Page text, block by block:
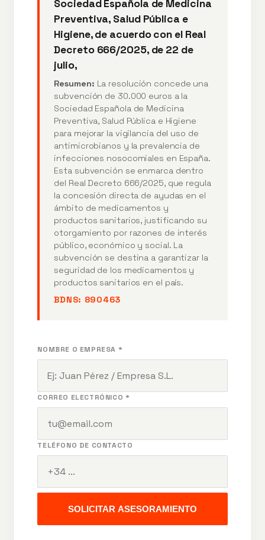
Sociedad Española de Medicina
Preventiva, Salud Pública e
Higiene, de acuerdo con el Real
Decreto 666/2025, de 22 de
julio,
Resumen: La resolución concede una
subvención de 30.000 euros a la
Sociedad Española de Medicina
Preventiva, Salud Pública e Higiene
para mejorar la vigilancia del uso de
antimicrobianos y la prevalencia de
infecciones nosocomiales en España.
Esta subvención se enmarca dentro
del Real Decreto 666/2025, que regula
la concesión directa de ayudas en el
ámbito de medicamentos y
productos sanitarios, justificando su
otorgamiento por razones de interés
público, económico y social. La
subvención se destina a garantizar la
seguridad de los medicamentos y
productos sanitarios en el país.
BDNS: 890463
NOMBRE O EMPRESA *
CORREO ELECTRÓNICO *
TELÉFONO DE CONTACTO
SOLICITAR ASESORAMIENTO